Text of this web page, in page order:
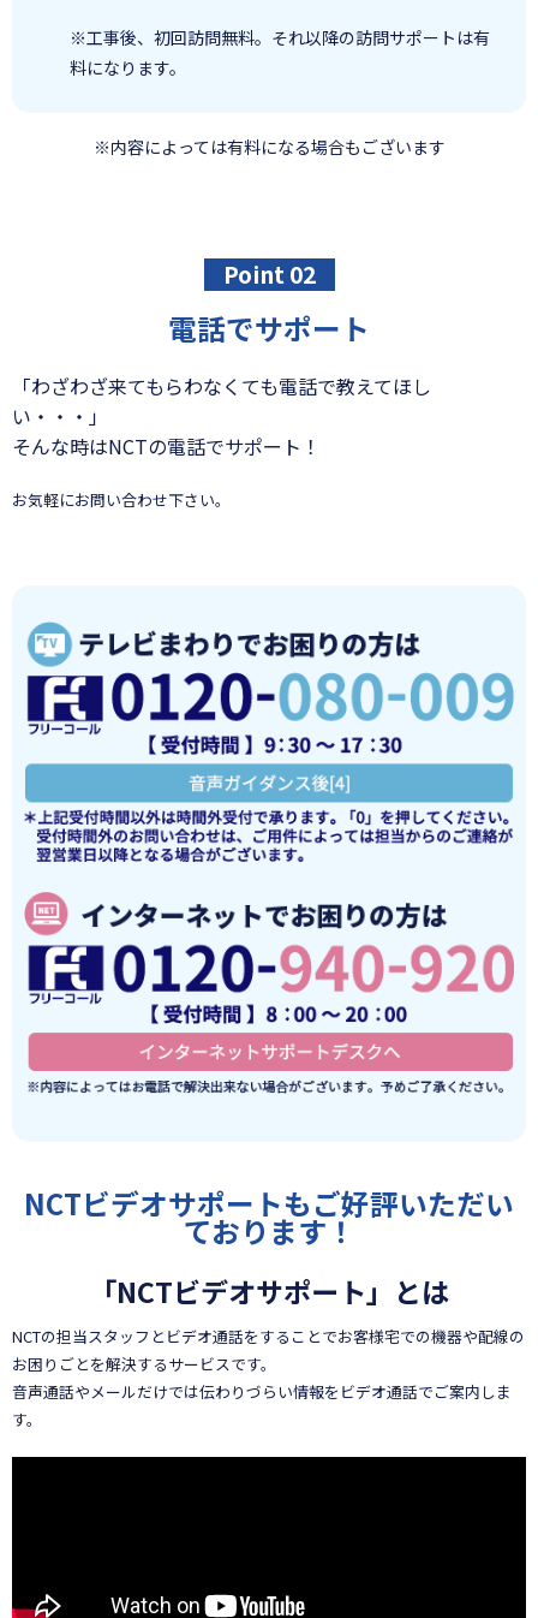
※工事後、初回訪問無料。それ以降の訪問サポートは有
料になります。
※内容によっては有料になる場合もございます
Point 02
電話でサポート
「わざわざ来てもらわなくても電話で教えてほし
い・・・」
そんな時はNCTの電話でサポート！
お気軽にお問い合わせ下さい。
NCTビデオサポートもご好評いただい
ております！
「NCTビデオサポート」とは
NCTの担当スタッフとビデオ通話をすることでお客様宅での機器や配線の
お困りごとを解決するサービスです。
音声通話やメールだけでは伝わりづらい情報をビデオ通話でご案内しま
す。